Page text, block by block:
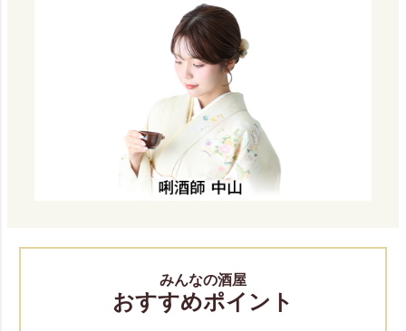
みんなの酒屋
おすすめポイント